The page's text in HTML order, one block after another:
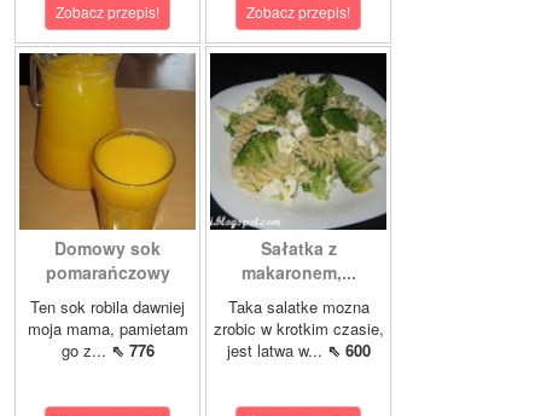
Zobacz przepis! Zobacz przepis!
Domowy sok
pomarańczowy
Ten sok robila dawniej
moja mama, pamietam
go z... ⇖ 776
Sałatka z
makaronem,...
Taka salatke mozna
zrobic w krotkim czasie,
jest latwa w... ⇖ 600